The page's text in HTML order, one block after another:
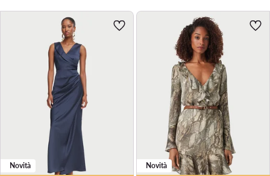
Novità Novità